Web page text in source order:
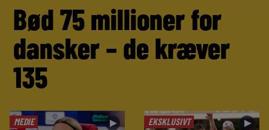
Bød 75 millioner for
dansker – de kræver
135
MEDIE ► EKSKLUSIVT ►